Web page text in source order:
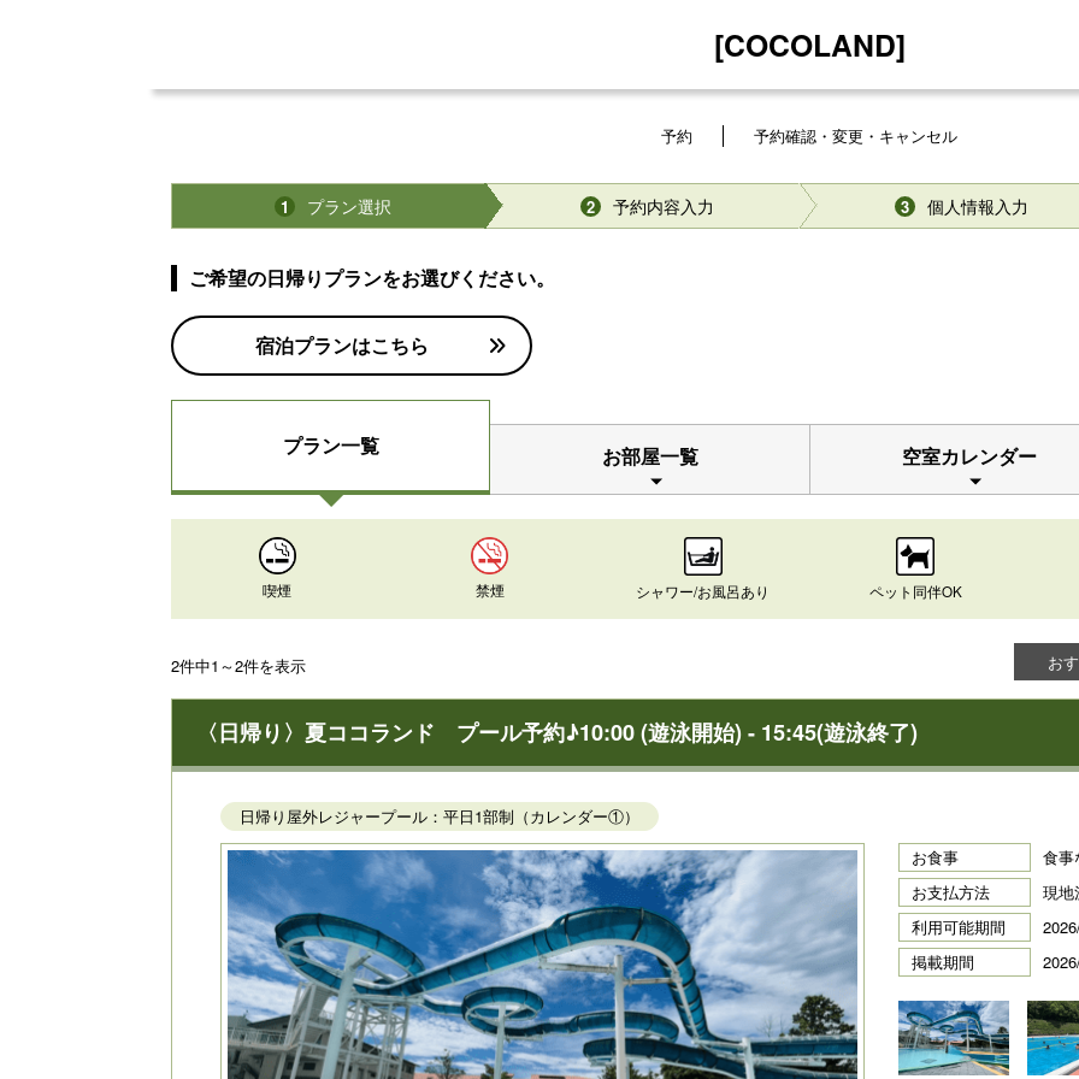
[COCOLAND]
予約 予約確認・変更・キャンセル
1 プラン選択 2 予約内容入力 3 個人情報入力
ご希望の日帰りプランをお選びください。
宿泊プランはこちら
プラン一覧 お部屋一覧 空室カレンダー
喫煙 禁煙 シャワー/お風呂あり ペット同伴OK
お
2件中1～2件を表示
〈日帰り〉夏ココランド プール予約♪10:00 (遊泳開始) - 15:45(遊泳終了)
日帰り屋外レジャープール：平日1部制（カレンダー①）
お食事
食事
お支払方法
現地
利用可能期間
掲載期間